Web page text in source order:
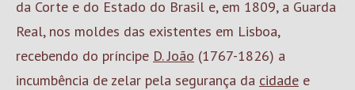
da Corte e do Estado do Brasil e, em 1809, a Guarda
Real, nos moldes das existentes em Lisboa,
recebendo do príncipe D. João (1767-1826) a
incumbência de zelar pela segurança da cidade e